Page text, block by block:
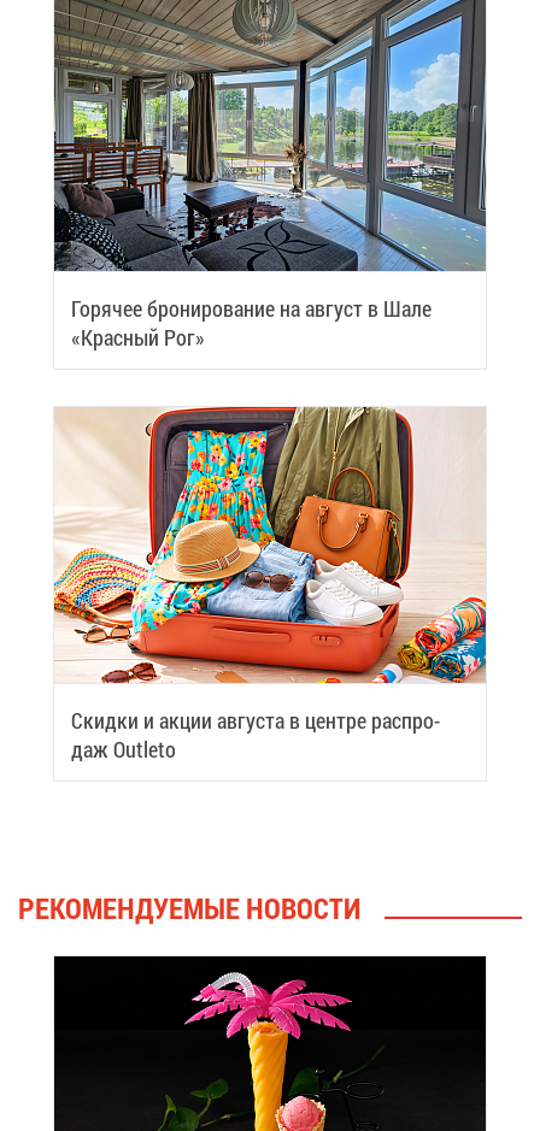
Го­ря­чее бро­ни­ро­ва­ние на ав­густ в Ша­ле
«Крас­ный Рог»
Скид­ки и ак­ции ав­гу­ста в цен­тре рас­про­
даж Outleto
РЕ­КО­МЕН­ДУ­Е­МЫЕ НО­ВО­СТИ